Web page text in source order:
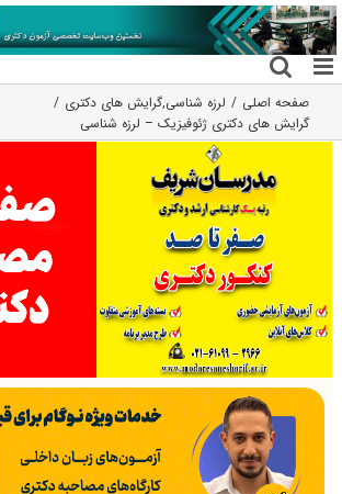
رفتن
به
محتوا
صفحه اصلی لرزه شناسی,گرایش های دکتری
گرایش های دکتری ژﺋﻮﻓﻴﺰیک – لرزه شناسی